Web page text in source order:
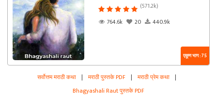
(571.2k)
764.6k
20 440.9k
एकूण भाग : 75
सर्वोत्तम मराठी कथा | मराठी पुस्तके PDF | मराठी प्रेम कथा |
Bhagyashali Raut पुस्तके PDF